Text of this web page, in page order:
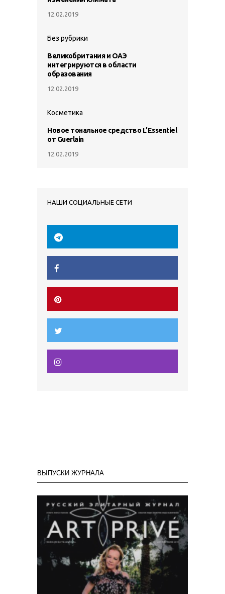
12.02.2019
Без рубрики
Великобритания и ОАЭ
интегрируются в области
образования
12.02.2019
Косметика
Новое тональное средство L’Essentiel
от Guerlain
12.02.2019
НАШИ СОЦИАЛЬНЫЕ СЕТИ
ВЫПУСКИ ЖУРНАЛА